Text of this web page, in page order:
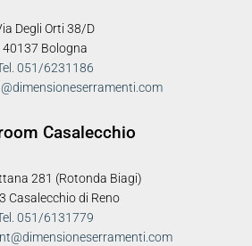
Degli Orti 38/D
40137 Bologna
051/6231186
Casalecchio
281 (Rotonda Biagi)
Casalecchio di Reno
051/6131779